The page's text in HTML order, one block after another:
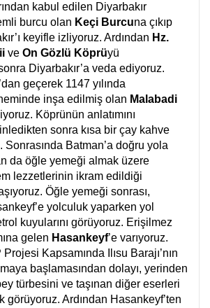
kabul edilen Diyarbakır
burcu olan Keçi Burcuna çıkıp
keyifle izliyoruz. Ardından Hz.
ve On Gözlü Köprüyü
Diyarbakır’a veda ediyoruz.
geçerek 1147 yılında
inşa edilmiş olan Malabadi
Köprünün anlatımını
sonra kısa bir çay kahve
Sonrasında Batman’a doğru yola
da öğle yemeği almak üzere
lezzetlerinin ikram edildiği
Öğle yemeği sonrası,
yolculuk yaparken yol
kuyularını görüyoruz. Erişilmez
gelen Hasankeyf’e varıyoruz.
Kapsamında Ilısu Barajı’nın
başlamasından dolayı, yerinden
türbesini ve taşınan diğer eserleri
görüyoruz. Ardından Hasankeyf’ten